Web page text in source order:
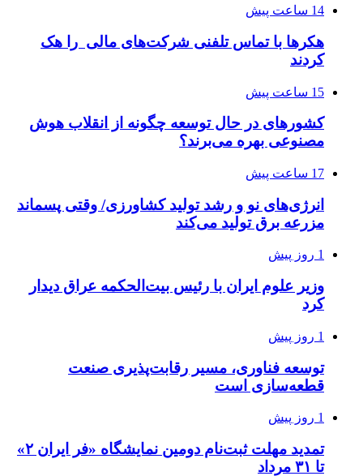
14 ساعت پیش
هکرها با تماس تلفنی شرکت‌های مالی را هک
کردند
15 ساعت پیش
کشورهای در حال توسعه چگونه از انقلاب هوش
مصنوعی بهره می‌برند؟
17 ساعت پیش
انرژی‌های نو و رشد تولید کشاورزی/ وقتی پسماند
مزرعه‌ برق تولید می‌کند
1 روز پیش
وزیر علوم ایران با رئیس بیت‌الحکمه عراق دیدار
کرد
1 روز پیش
توسعه فناوری، مسیر رقابت‌پذیری صنعت
قطعه‌سازی است
1 روز پیش
تمدید مهلت ثبت‌نام دومین نمایشگاه «فر ایران ۲»
تا ۳۱ مرداد